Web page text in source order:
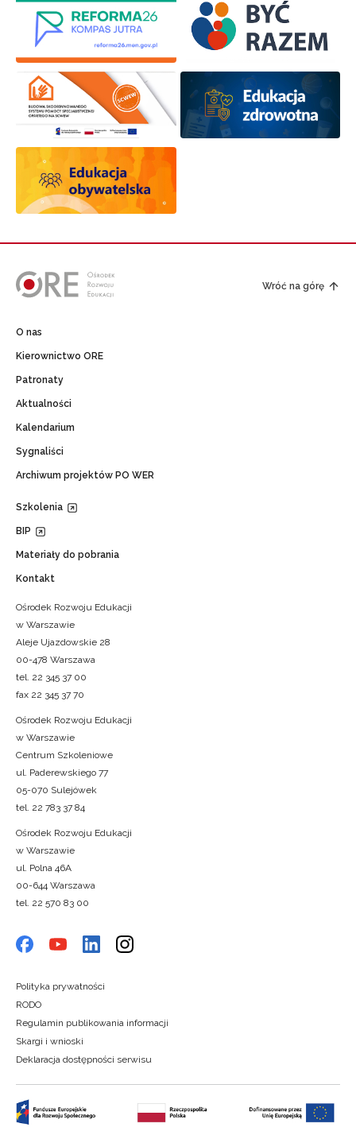
Wróć na górę
O nas
Kierownictwo ORE
Patronaty
Aktualności
Kalendarium
Sygnaliści
Archiwum projektów PO WER
Szkolenia
BIP
Materiały do pobrania
Kontakt
Ośrodek Rozwoju Edukacji
w Warszawie
Aleje Ujazdowskie 28
00-478 Warszawa
tel. 22 345 37 00
fax 22 345 37 70
Ośrodek Rozwoju Edukacji
w Warszawie
Centrum Szkoleniowe
ul. Paderewskiego 77
05-070 Sulejówek
tel. 22 783 37 84
Ośrodek Rozwoju Edukacji
w Warszawie
ul. Polna 46A
00-644 Warszawa
tel. 22 570 83 00
Polityka prywatności
RODO
Regulamin publikowania informacji
Skargi i wnioski
Deklaracja dostępności serwisu